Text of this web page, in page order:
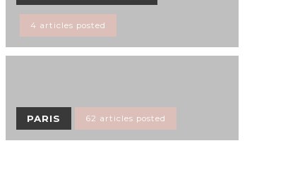
4 articles posted
PARIS 62 articles posted